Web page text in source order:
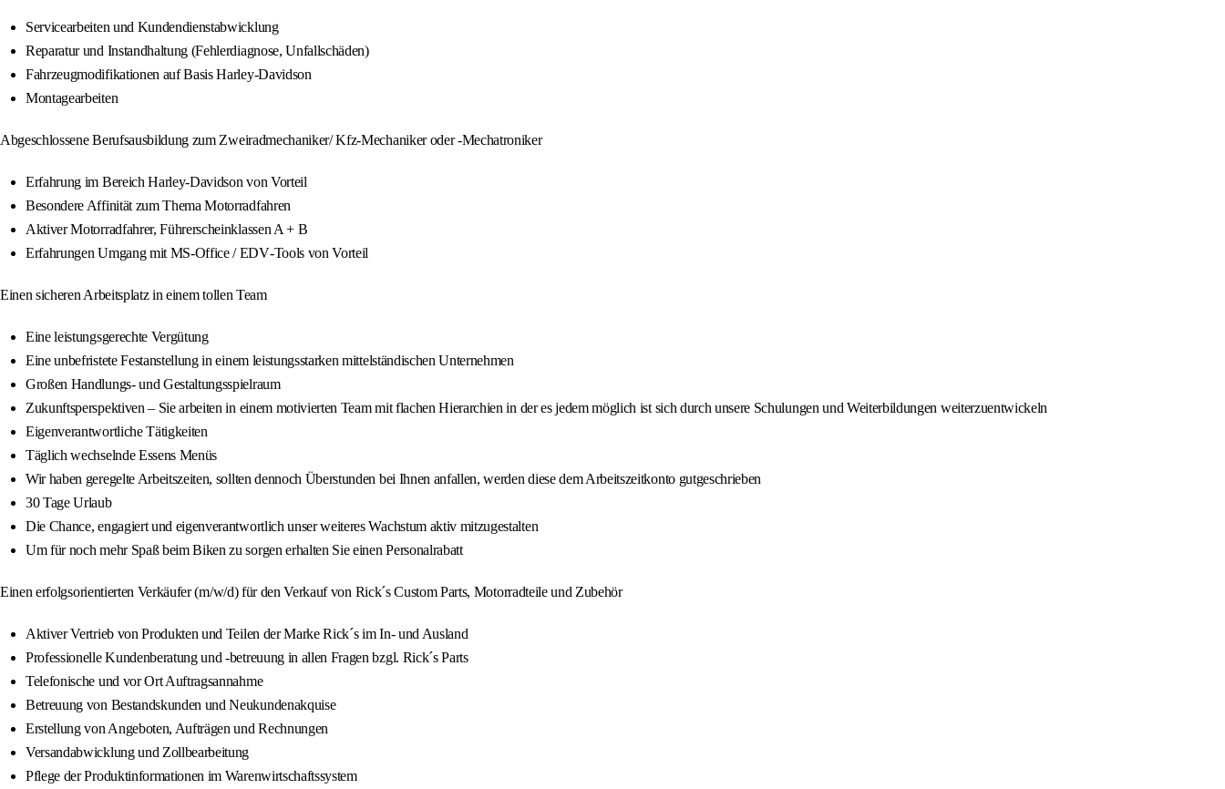
Servicearbeiten und Kundendienstabwicklung
Reparatur und Instandhaltung (Fehlerdiagnose, Unfallschäden)
Fahrzeugmodifikationen auf Basis Harley‑Davidson
Montagearbeiten
Abgeschlossene Berufsausbildung zum Zweiradmechaniker/ Kfz‑Mechaniker oder -Mechatroniker
Erfahrung im Bereich Harley‑Davidson von Vorteil
Besondere Affinität zum Thema Motorradfahren
Aktiver Motorradfahrer, Führerscheinklassen A + B
Erfahrungen Umgang mit MS‑Office / EDV‑Tools von Vorteil
Einen sicheren Arbeitsplatz in einem tollen Team
Eine leistungsgerechte Vergütung
Eine unbefristete Festanstellung in einem leistungsstarken mittelständischen Unternehmen
Großen Handlungs- und Gestaltungsspielraum
Zukunftsperspektiven – Sie arbeiten in einem motivierten Team mit flachen Hierarchien in der es jedem möglich ist sich durch unsere Schulungen und Weiterbildungen weiterzuentwickeln
Eigenverantwortliche Tätigkeiten
Täglich wechselnde Essens Menüs
Wir haben geregelte Arbeitszeiten, sollten dennoch Überstunden bei Ihnen anfallen, werden diese dem Arbeitszeitkonto gutgeschrieben
30 Tage Urlaub
Die Chance, engagiert und eigenverantwortlich unser weiteres Wachstum aktiv mitzugestalten
Um für noch mehr Spaß beim Biken zu sorgen erhalten Sie einen Personalrabatt
Einen erfolgsorientierten Verkäufer (m/w/d) für den Verkauf von Rick´s Custom Parts, Motorradteile und Zubehör
Aktiver Vertrieb von Produkten und Teilen der Marke Rick´s im In‑ und Ausland
Professionelle Kundenberatung und -betreuung in allen Fragen bzgl. Rick´s Parts
Telefonische und vor Ort Auftragsannahme
Betreuung von Bestandskunden und Neukundenakquise
Erstellung von Angeboten, Aufträgen und Rechnungen
Versandabwicklung und Zollbearbeitung
Pflege der Produktinformationen im Warenwirtschaftssystem